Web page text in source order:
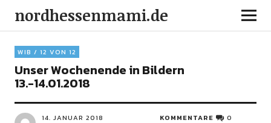
nordhessenmami.de
WIB / 12 VON 12
Unser Wochenende in Bildern
13.-14.01.2018
14. JANUAR 2018 KOMMENTARE 0